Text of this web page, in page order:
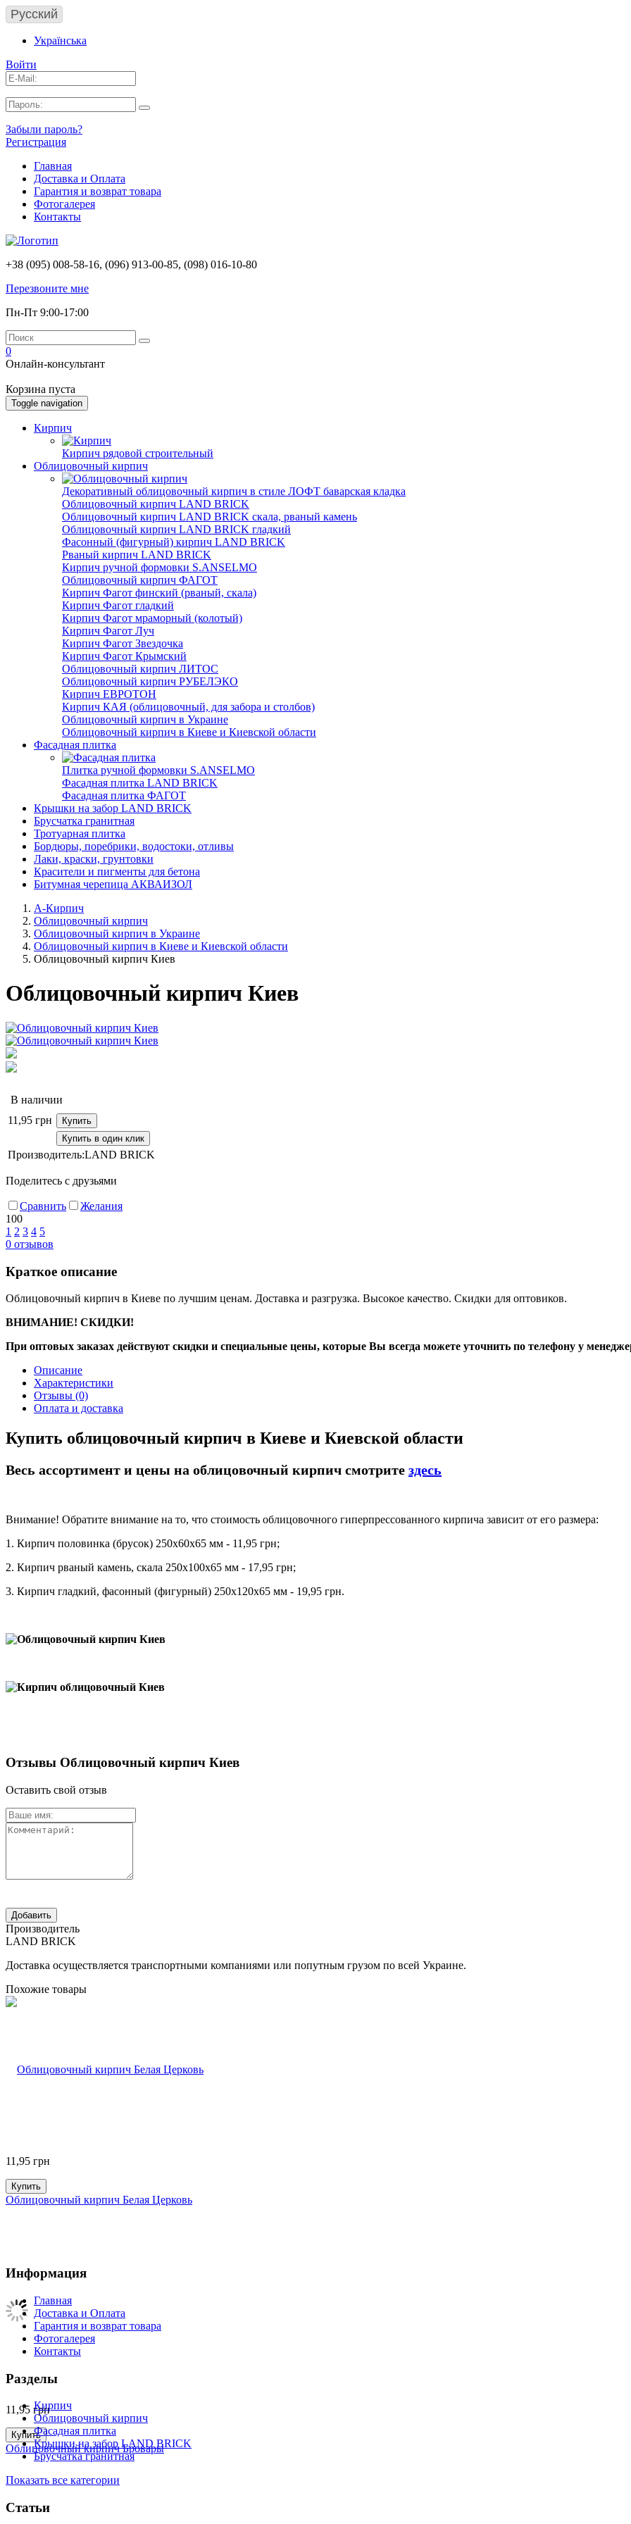
Русский
Українська
Войти
Забыли пароль?
Регистрация
Главная
Доставка и Оплата
Гарантия и возврат товара
Фотогалерея
Контакты
+38 (095) 008-58-16, (096) 913-00-85, (098) 016-10-80
Перезвоните мне
Пн-Пт 9:00-17:00
0
Онлайн-консультант
Корзина пуста
Toggle navigation
Кирпич
Кирпич рядовой строительный
Облицовочный кирпич
Декоративный облицовочный кирпич в стиле ЛОФТ баварская кладка
Облицовочный кирпич LAND BRICK
Облицовочный кирпич LAND BRICK скала, рваный камень
Облицовочный кирпич LAND BRICK гладкий
Фасонный (фигурный) кирпич LAND BRICK
Рваный кирпич LAND BRICK
Кирпич ручной формовки S.ANSELMO
Облицовочный кирпич ФАГОТ
Кирпич Фагот финский (рваный, скала)
Кирпич Фагот гладкий
Кирпич Фагот мраморный (колотый)
Кирпич Фагот Луч
Кирпич Фагот Звездочка
Кирпич Фагот Крымский
Облицовочный кирпич ЛИТОС
Облицовочный кирпич РУБЕЛЭКО
Кирпич ЕВРОТОН
Кирпич КАЯ (облицовочный, для забора и столбов)
Облицовочный кирпич в Украине
Облицовочный кирпич в Киеве и Киевской области
Фасадная плитка
Плитка ручной формовки S.ANSELMO
Фасадная плитка LAND BRICK
Фасадная плитка ФАГОТ
Крышки на забор LAND BRICK
Брусчатка гранитная
Тротуарная плитка
Бордюры, поребрики, водостоки, отливы
Лаки, краски, грунтовки
Красители и пигменты для бетона
Битумная черепица АКВАИЗОЛ
А-Кирпич
Облицовочный кирпич
Облицовочный кирпич в Украине
Облицовочный кирпич в Киеве и Киевской области
Облицовочный кирпич Киев
Облицовочный кирпич Киев
В наличии
11,95 грн
Купить
Купить в один клик
Производитель:LAND BRICK
Поделитесь с друзьями
Сравнить
Желания
100
1 2 3 4 5
0 отзывов
Краткое описание
Облицовочный кирпич в Киеве по лучшим ценам. Доставка и разгрузка. Высокое качество. Скидки для оптовиков.
ВНИМАНИЕ! СКИДКИ!
При оптовых заказах действуют скидки и специальные цены, которые Вы всегда можете уточнить по телефону у
Описание
Характеристики
Отзывы (0)
Оплата и доставка
Купить облицовочный кирпич в Киеве и Киевской области
Весь ассортимент и цены на облицовочный кирпич смотрите здесь
Внимание! Обратите внимание на то, что стоимость облицовочного гиперпрессованного кирпича зависит от его размера:
1. Кирпич половинка (брусок) 250х60х65 мм - 11,95 грн;
2. Кирпич рваный камень, скала 250х100х65 мм - 17,95 грн;
3. Кирпич гладкий, фасонный (фигурный) 250х120х65 мм - 19,95 грн.
Отзывы Облицовочный кирпич Киев
Оставить свой отзыв
Производитель
LAND BRICK
Доставка осуществляется транспортными компаниями или попутным грузом по всей Украине.
Похожие товары
11,95 грн
Купить
Облицовочный кирпич Белая Церковь
11,95 грн
Купить
Облицовочный кирпич Бровары
Информация
Главная
Доставка и Оплата
Гарантия и возврат товара
Фотогалерея
Контакты
Разделы
Кирпич
Облицовочный кирпич
Фасадная плитка
Крышки на забор LAND BRICK
Брусчатка гранитная
Показать все категории
Статьи